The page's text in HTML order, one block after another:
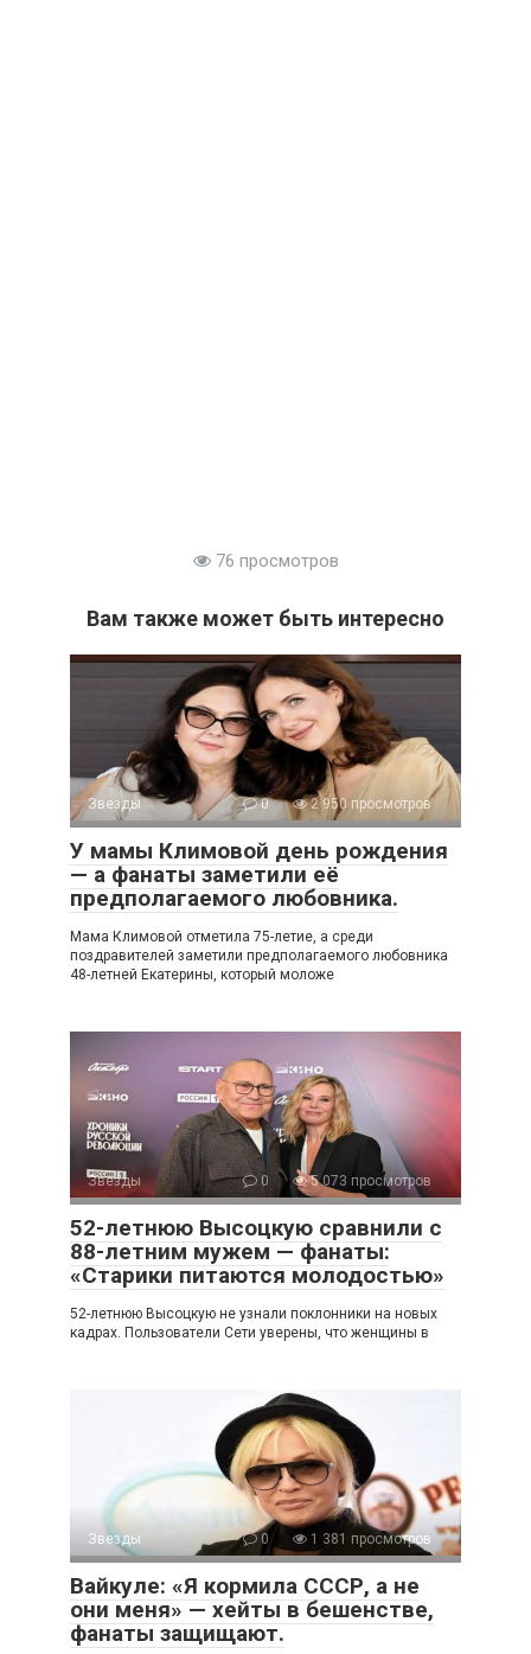
76 просмотров
Вам также может быть интересно
Звезды 0 2 950 просмотров
У мамы Климовой день рождения
— а фанаты заметили её
предполагаемого любовника.
Мама Климовой отметила 75-летие, а среди
поздравителей заметили предполагаемого любовника
48-летней Екатерины, который моложе
Звезды 0 5 073 просмотров
52-летнюю Высоцкую сравнили с
88-летним мужем — фанаты:
«Старики питаются молодостью»
52-летнюю Высоцкую не узнали поклонники на новых
кадрах. Пользователи Сети уверены, что женщины в
Звезды 0 1 381 просмотров
Вайкуле: «Я кормила СССР, а не
они меня» — хейты в бешенстве,
фанаты защищают.